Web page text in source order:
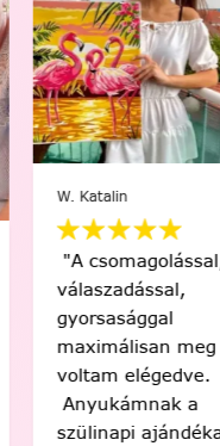
W. Katalin
"A csomagolással,
válaszadással,
gyorsasággal
maximálisan meg
voltam elégedve.
Anyukámnak a
szülinapi ajándéka